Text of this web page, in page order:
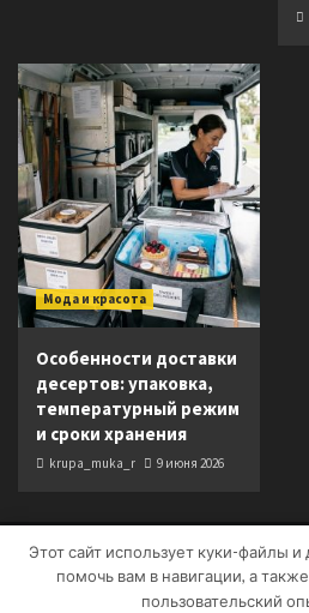
Мода и красота
Особенности доставки
десертов: упаковка,
температурный режим
и сроки хранения
krupa_muka_r 9 июня 2026
Copyright © Все права
themes.
Этот сайт использует куки-файлы
помочь вам в навигации, а
пользовательский